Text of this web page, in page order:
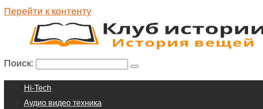
Перейти к контенту
Поиск:
Hi-Tech
Аудио видео техника